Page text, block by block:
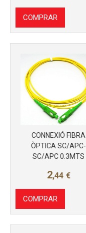
COMPRAR
CONNEXIÓ FIBRA
ÒPTICA SC/APC-
SC/APC 0.3MTS
2,44 €
COMPRAR
Más info